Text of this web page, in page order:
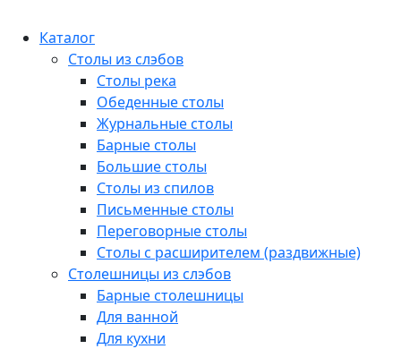
Каталог
Столы из слэбов
Столы река
Обеденные столы
Журнальные столы
Барные столы
Большие столы
Столы из спилов
Письменные столы
Переговорные столы
Столы с расширителем (раздвижные)
Столешницы из слэбов
Барные столешницы
Для ванной
Для кухни